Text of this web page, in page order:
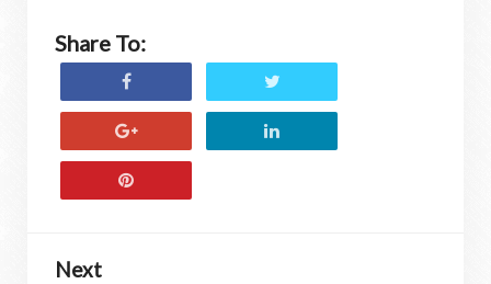
Share To:
Next